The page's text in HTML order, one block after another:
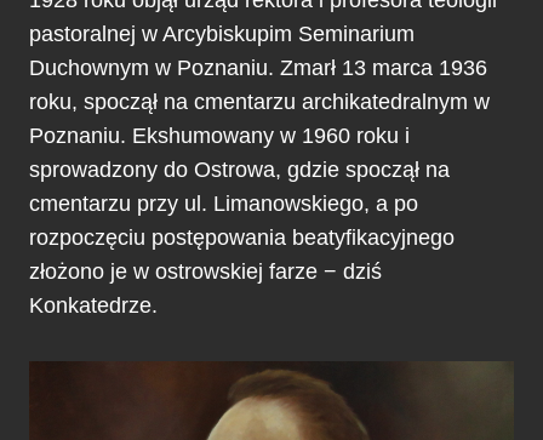
pastoralnej w Arcybiskupim Seminarium
Duchownym w Poznaniu. Zmarł 13 marca 1936
roku, spoczął na cmentarzu archikatedralnym w
Poznaniu. Ekshumowany w 1960 roku i
sprowadzony do Ostrowa, gdzie spoczął na
cmentarzu przy ul. Limanowskiego, a po
rozpoczęciu postępowania beatyfikacyjnego
złożono je w ostrowskiej farze − dziś
Konkatedrze.